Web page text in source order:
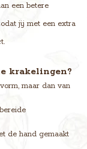
een betere
jij met een extra
krakelingen?
maar dan van
de hand gemaakt